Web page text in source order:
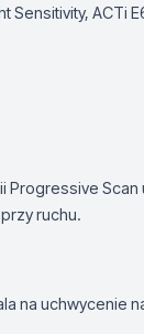
Sensitivity, ACTi
Progressive Scan
ruchu.
na uchwycenie